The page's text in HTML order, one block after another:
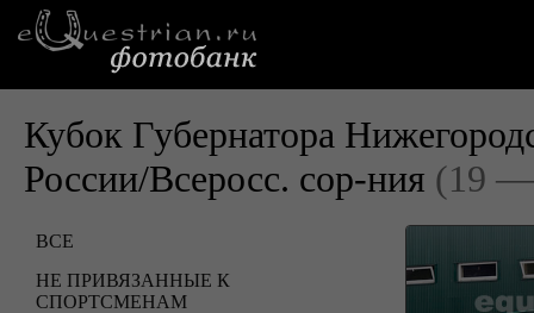
Кубок Губернатора
России/Всеросс. сор-ния (19 —
ВСЕ
НЕ ПРИВЯЗАННЫЕ К
СПОРТСМЕНАМ